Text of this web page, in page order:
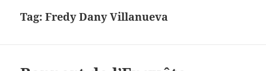
Tag:Fredy Dany Villanueva